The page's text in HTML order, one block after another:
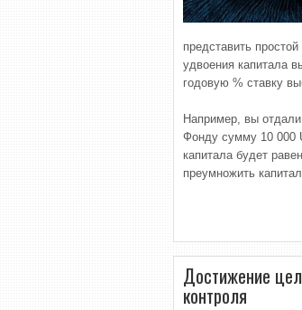
представить
удвоения капитала
годовую % ставку
Например, вы
Фонду сумму 10 000
капитала будет
преумножить
Достижение
контроля